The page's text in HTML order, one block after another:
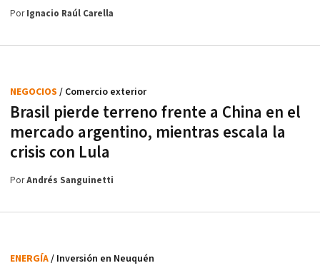
PorIgnacio Raúl Carella
Brasil pierde terreno frente a China en el
mercado argentino, mientras escala la
crisis con Lula
NEGOCIOS / Comercio exterior
PorAndrés Sanguinetti
ENERGÍA/ Inversión en Neuquén